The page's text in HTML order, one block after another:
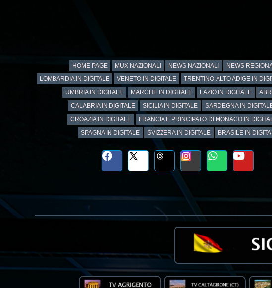
HOME PAGE MUX NAZIONALI NEWS NAZIONALI NEWS
LOMBARDIA IN DIGITALE
VENETO IN DIGITALE TRENTINO-ALTO ADIGE IN
UMBRIA IN DIGITALE
MARCHE IN DIGITALE LAZIO IN DIGITALE
CALABRIA IN DIGITALE
SICILIA IN DIGITALE SARDEGNA IN
CROAZIA IN DIGITALE
FRANCIA E PRINCIPATO DI MONACO IN
SPAGNA IN DIGITALE
SVIZZERA IN DIGITALE BRASILE IN